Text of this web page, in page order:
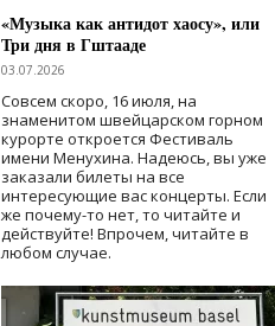
«Музыка как антидот хаосу», или
Три дня в Гштааде
03.07.2026
Совсем скоро, 16 июля, на
знаменитом швейцарском горном
курорте откроется Фестиваль
имени Менухина. Надеюсь, вы уже
заказали билеты на все
интересующие вас концерты. Если
же почему-то нет, то читайте и
действуйте! Впрочем, читайте в
любом случае.